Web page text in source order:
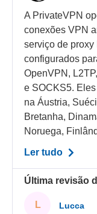
A PrivateVPN
conexões VPN
serviço de proxy
configurados
OpenVPN,
e SOCKS5.
na Áustria,
Bretanha,
Noruega,
Ler tudo
Última revisão
L Lucca